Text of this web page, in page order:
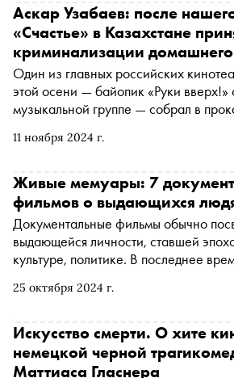
рассказывает об этой и других
переосмысливаются
11 ноября 2024 г.
Аскар Узабаев: после
«Счастье» в Казахстане
криминализации
Один из главных российских
этой осени — байопик «Руки
музыкальной группе — собрал в
Узабаева может пополнить список
ближайшие годы плотный график:
сиквелом «Тещи», снимет сериал про
с Нурланом Сабуровым (нет, это не
«Беспринципных») и не забывает про
родине постановщик сосредоточен
интервью «Снобу» Узабаев
о том, как его фильм «Счастье»
сценаристом
25 октября 2024 г.
Живые мемуары: 7
фильмов о выдающихся
Документальные фильмы обычно
выдающейся личности, ставшей
культуре, политике. В последнее
поспорить по востребованности с
социальному или природному
периоду, но на самом деле
описывают эпоху, страну, атмосферу
Искусство смерти. О хите
немецкой черной
Маттиаса Гласнера